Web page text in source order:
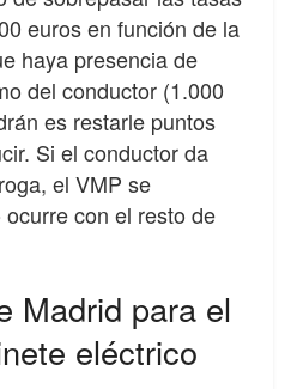
euros en función de la
haya presencia de
del conductor (1.000
es restarle puntos
Si el conductor da
el VMP se
con el resto de
Madrid para el
eléctrico